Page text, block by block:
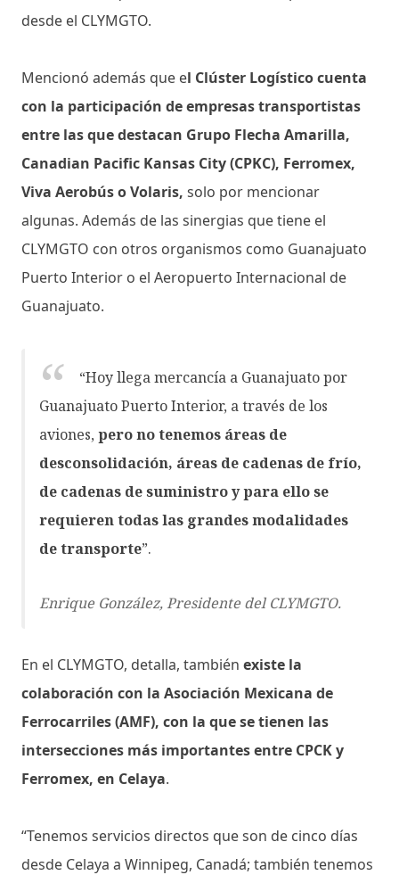
desde el CLYMGTO.
Mencionó además que el Clúster Logístico cuenta
con la participación de empresas transportistas
entre las que destacan Grupo Flecha Amarilla,
Canadian Pacific Kansas City (CPKC), Ferromex,
Viva Aerobús o Volaris, solo por mencionar
algunas. Además de las sinergias que tiene el
CLYMGTO con otros organismos como Guanajuato
Puerto Interior o el Aeropuerto Internacional de
Guanajuato.
“Hoy llega mercancía a Guanajuato por
Guanajuato Puerto Interior, a través de los
aviones, pero no tenemos áreas de
desconsolidación, áreas de cadenas de frío,
de cadenas de suministro y para ello se
requieren todas las grandes modalidades
de transporte”.
Enrique González, Presidente del CLYMGTO.
En el CLYMGTO, detalla, también existe la
colaboración con la Asociación Mexicana de
Ferrocarriles (AMF), con la que se tienen las
intersecciones más importantes entre CPCK y
Ferromex, en Celaya.
“Tenemos servicios directos que son de cinco días
desde Celaya a Winnipeg, Canadá; también tenemos